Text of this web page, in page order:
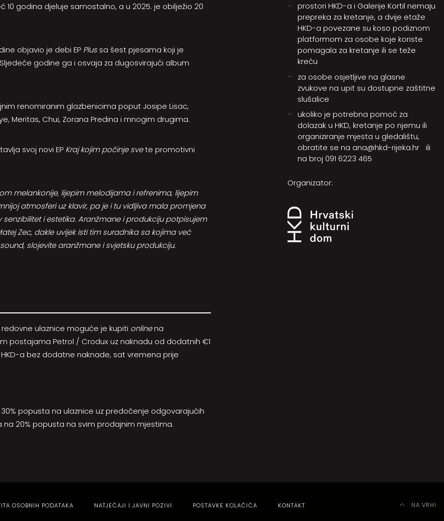
godina djeluje samostalno, a u 2025. je obilježio 20
objavio je debi EP Plussa šest pjesama koji je
godine ga i osvaja za dugosvirajući album
renomiranim glazbenicima poput Josipe Lisac,
Meritas, Chui, Zorana Predina i mnogim drugima.
svoj novi EP Kraj kojim počinje svete promotivni
melankonije, lijepim melodijama i refrenima, lijepim
atmosferi uz klavir, pa je i tu vidljiva mala promjena
i estetika. Aranžmane i produkciju potpisujem
Zec, dakle uvijek isti tim suradnika sa kojima već
slojevite aranžmane i svjetsku produkciju.
redovne ulaznice moguće je kupiti onlinena
postajama Petrol / Crodux uz naknadu od dodatnih €1
a bez dodatne naknade, sat vremena prije
popusta na ulaznice uz predočenje odgovarajućih
na 20% popusta na svim prodajnim mjestima.
prostori HKD-a i Galerije Kortil nemaju
prepreka za kretanje, a dvije etaže
HKD-a povezane su koso podiznom
platformom za osobe koje koriste
pomagala za kretanje ili se teže
kreću
za osobe osjetljive na glasne
zvukove na upit su dostupne zaštitne
slušalice
ukoliko je potrebna pomoć za
dolazak u HKD, kretanje po njemu ili
organiziranje mjesta u gledalištu,
obratite se na ana@hkd-rijeka.hr
ili
na broj091 6223 465
Organizator:
OSOBNIH PODATAKA NATJEČAJI I JAVNI POZIVI POSTAVKE KOLAČIĆA KONTAKT NA VRH!